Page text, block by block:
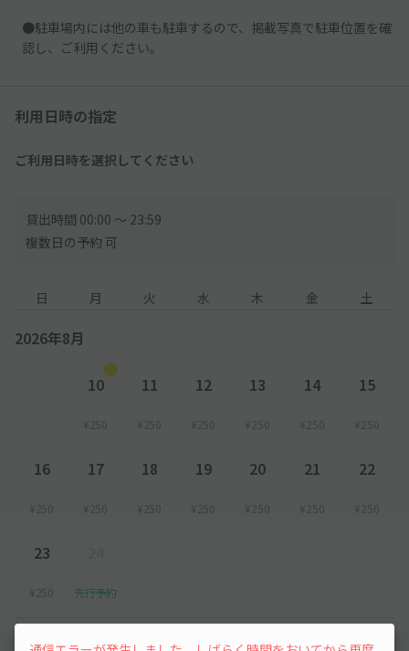
●駐車場内には他の車も駐車するので、掲載写真で駐車位置を確
認し、ご利用ください。
利用日時の指定
ご利用日時を選択してください
貸出時間 00:00 〜 23:59
複数日の予約 可
日 月 火 水 木 金 土
2026年8月
10
¥250
11
¥250
12
¥250
13
¥250
14
¥250
15
¥250
16
¥250
17
¥250
18
¥250
19
¥250
20
¥250
21
¥250
22
¥250
23
¥250 先行予約